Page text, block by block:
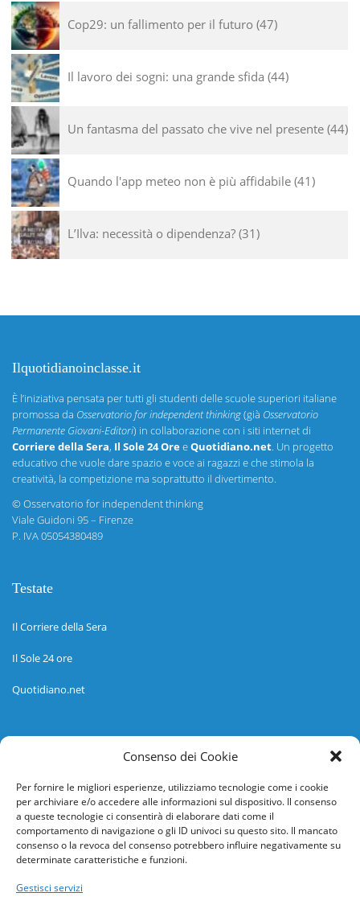
Consenso dei Cookie
Per fornire le migliori esperienze, utilizziamo tecnologie come i cookie
per archiviare e/o accedere alle informazioni sul dispositivo. Il consenso
a queste tecnologie ci consentirà di elaborare dati come il
comportamento di navigazione o gli ID univoci su questo sito. Il mancato
consenso o la revoca del consenso potrebbero influire negativamente su
determinate caratteristiche e funzioni.
Gestisci servizi
Cop29: un fallimento per il futuro 47
Il lavoro dei sogni: una grande sfida 44
Un fantasma del passato che vive nel presente 44
Quando l'app meteo non è più affidabile 41
L’Ilva: necessità o dipendenza? 31
Ilquotidianoinclasse.it
È l’iniziativa pensata per tutti gli studenti delle scuole superiori italiane
promossa da Osservatorio for independent thinking(già Osservatorio
Permanente Giovani-Editori) in collaborazione con i siti internet di
Corriere della Sera, Il Sole 24 OreeQuotidiano.net. Un progetto
educativo che vuole dare spazio e voce ai ragazzi e che stimola la
creatività, la competizione ma soprattutto il divertimento.
©Osservatorio for independent thinking
Viale Guidoni 95 – Firenze
P. IVA 05054380489
Testate
Il Corriere della Sera
Il Sole 24 ore
Quotidiano.net
Informazioni
Help desk
Guida rapida